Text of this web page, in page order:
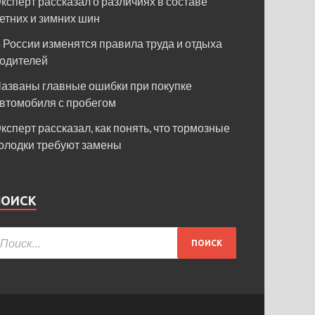
и зимних шин
России изменятся правила труда и отдыха
главные ошибки при покупке
с пробегом
рассказал, как понять, что тормозные
требуют замены